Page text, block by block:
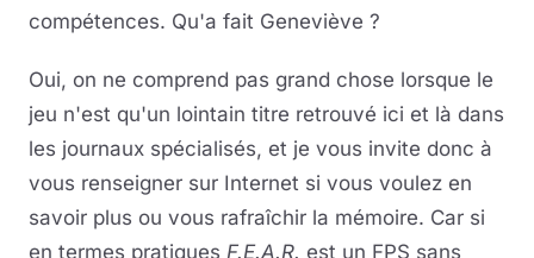
compétences. Qu'a fait Geneviève ?
Oui, on ne comprend pas grand chose lorsque le
jeu n'est qu'un lointain titre retrouvé ici et là dans
les journaux spécialisés, et je vous invite donc à
vous renseigner sur Internet si vous voulez en
savoir plus ou vous rafraîchir la mémoire. Car si
en termes pratiques F.E.A.R. est un FPS sans